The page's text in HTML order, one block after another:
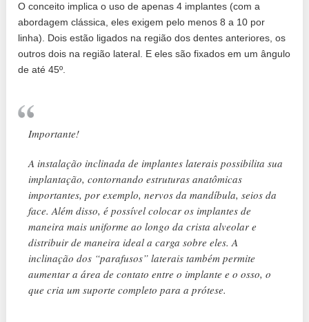
O conceito implica o uso de apenas 4 implantes (com a
abordagem clássica, eles exigem pelo menos 8 a 10 por
linha). Dois estão ligados na região dos dentes anteriores, os
outros dois na região lateral. E eles são fixados em um ângulo
de até 45º.
Importante!
A instalação inclinada de implantes laterais possibilita sua
implantação, contornando estruturas anatômicas
importantes, por exemplo, nervos da mandíbula, seios da
face. Além disso, é possível colocar os implantes de
maneira mais uniforme ao longo da crista alveolar e
distribuir de maneira ideal a carga sobre eles. A
inclinação dos “parafusos” laterais também permite
aumentar a área de contato entre o implante e o osso, o
que cria um suporte completo para a prótese.